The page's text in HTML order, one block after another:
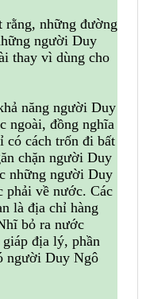
rằng, những đường
người Duy
thay vì dùng cho
năng người Duy
ngoài, đồng nghĩa
có cách trốn đi bất
chặn người Duy
những người Duy
phải về nước. Các
là địa chỉ hàng
bỏ ra nước
địa lý, phần
người Duy Ngô